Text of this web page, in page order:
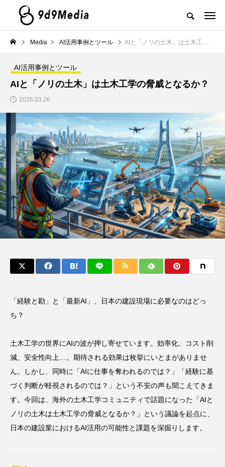
Media AI活用事例とツール AIと「ノリの土木」は土木工学の脅威となるか？
AI活用事例とツール
AIと「ノリの土木」は土木工学の脅威となるか？
2026.03.26
「経験と勘」と「最新AI」、日本の建設現場に必要なのはどっ
ち？
土木工学の世界にAIの波が押し寄せています。効率化、コスト削
減、安全性向上…。期待される効果は枚挙にいとまがありませ
ん。しかし、同時に「AIに仕事を奪われるのでは？」「経験に基
づく判断が軽視されるのでは？」という不安の声も聞こえてきま
す。今回は、海外の土木工学コミュニティで話題になった「AIと
ノリの土木は土木工学の脅威となるか？」という議論を起点に、
日本の建設業におけるAI活用の可能性と課題を深掘りします。